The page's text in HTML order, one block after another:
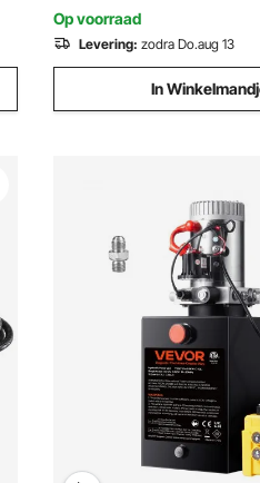
metalen reservoir voor
kipperaanhangers, wit
Op voorraad
Levering: zodra Do.aug 13
In